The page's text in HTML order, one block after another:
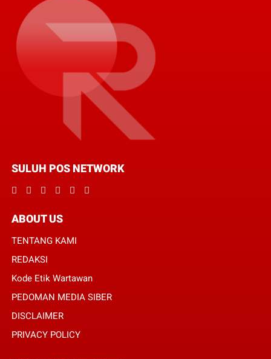
SULUH POS NETWORK
ABOUT US
TENTANG KAMI
REDAKSI
Kode Etik Wartawan
PEDOMAN MEDIA SIBER
DISCLAIMER
PRIVACY POLICY